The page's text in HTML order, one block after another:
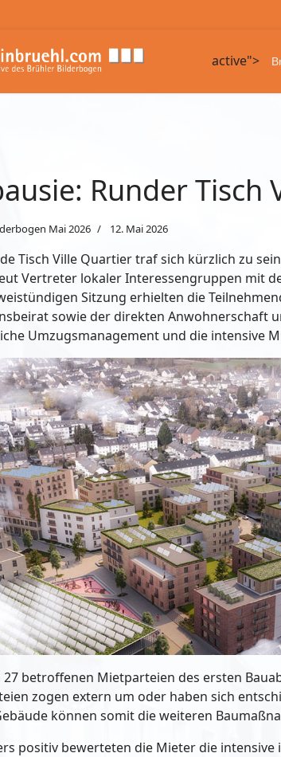
active">
Runder Tisch
Mai 2026 12. Mai 2026
Tisch Ville Quartier traf sich kürzlich zu
Vertreter lokaler Interessengruppen mit
Sitzung erhielten die
sowie der direkten Anwohnerschaft
Umzugsmanagement und die intensive
27 betroffenen Mietparteien des ersten
zogen extern um oder haben sich
können somit die weiteren
positiv bewerteten die Mieter die